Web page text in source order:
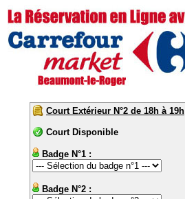
Court Extérieur N°2 de 18h à 19h
Court Disponible
Badge N°1 :
Badge N°2 :